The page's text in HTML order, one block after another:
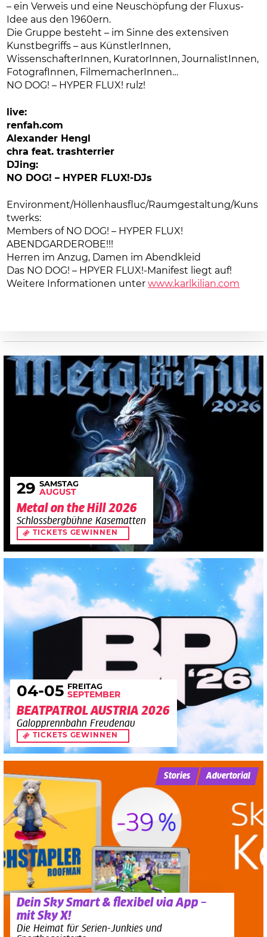
– ein Verweis und eine Neuschöpfung der Fluxus-
Idee aus den 1960ern.
Die Gruppe besteht – im Sinne des extensiven
Kunstbegriffs – aus KünstlerInnen,
WissenschafterInnen, KuratorInnen, JournalistInnen,
FotografInnen, FilmemacherInnen…
NO DOG! – HYPER FLUX! rulz!
live:
renfah.com
Alexander Hengl
chra feat. trashterrier
DJing:
NO DOG! – HYPER FLUX!-DJs
Environment/Höllenhausfluc/Raumgestaltung/Kuns
twerks:
Members of NO DOG! – HYPER FLUX!
ABENDGARDEROBE!!!
Herren im Anzug, Damen im Abendkleid
Das NO DOG! – HPYER FLUX!-Manifest liegt auf!
Weitere Informationen unterwww.karlkilian.com
29 SAMSTAG
AUGUST
Metal on the Hill 2026
Schlossbergbühne Kasematten
TICKETS GEWINNEN
04-05 FREITAG
SEPTEMBER
BEATPATROL AUSTRIA 2026
Galopprennbahn Freudenau
TICKETS GEWINNEN
Dein Sky Smart & flexibel via App –
mit Sky X!
Die Heimat für Serien-Junkies und
Stories Advertorial